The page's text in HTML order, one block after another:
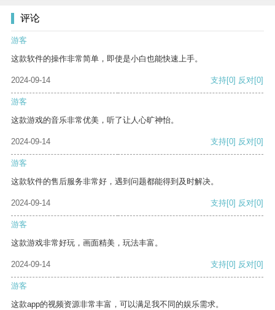
评论
游客
这款软件的操作非常简单，即使是小白也能快速上手。
2024-09-14 支持[0] 反对[0]
游客
这款游戏的音乐非常优美，听了让人心旷神怡。
2024-09-14 支持[0] 反对[0]
游客
这款软件的售后服务非常好，遇到问题都能得到及时解决。
2024-09-14 支持[0] 反对[0]
游客
这款游戏非常好玩，画面精美，玩法丰富。
2024-09-14 支持[0] 反对[0]
游客
这款app的视频资源非常丰富，可以满足我不同的娱乐需求。